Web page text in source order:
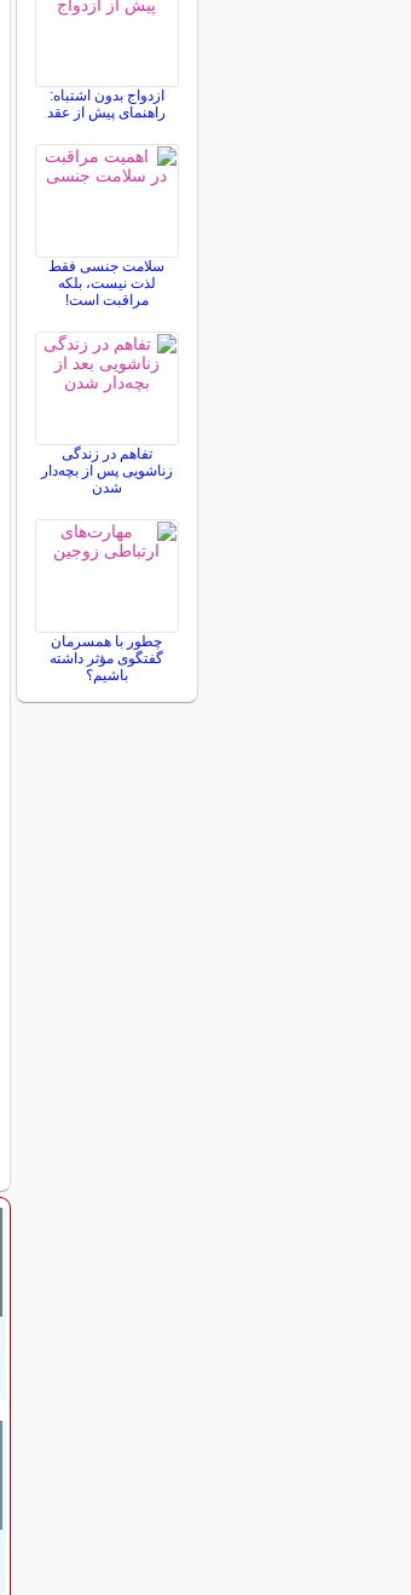
ازدواج بدون اشتباه:
راهنمای پیش از عقد
سلامت جنسی فقط
لذت نیست، بلکه
مراقبت است!
تفاهم در زندگی
زناشویی پس از بچه‌دار
شدن
چطور با همسرمان
گفتگوی مؤثر داشته
باشیم؟